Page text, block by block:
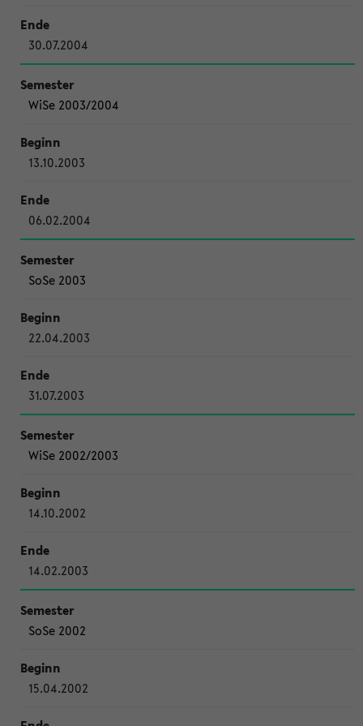
30.07.2004
WiSe 2003/2004
13.10.2003
06.02.2004
SoSe 2003
22.04.2003
31.07.2003
WiSe 2002/2003
14.10.2002
14.02.2003
SoSe 2002
15.04.2002